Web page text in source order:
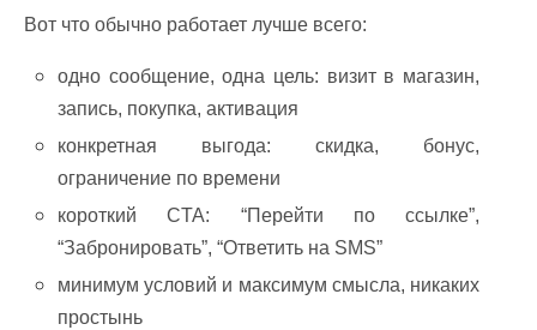
Вот что обычно работает лучше всего:
одно сообщение, одна цель: визит в магазин,
запись, покупка, активация
конкретная выгода: скидка, бонус,
ограничение по времени
короткий CTA: “Перейти по ссылке”,
“Забронировать”, “Ответить на SMS”
минимум условий и максимум смысла, никаких
простынь